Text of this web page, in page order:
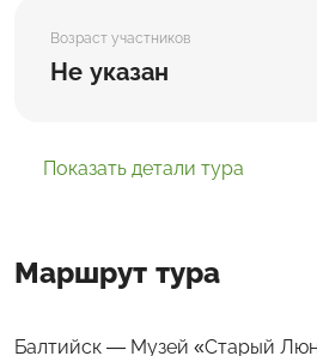
Возраст участников
Не указан
Показать детали тура
Маршрут тура
Балтийск — Музей «Старый